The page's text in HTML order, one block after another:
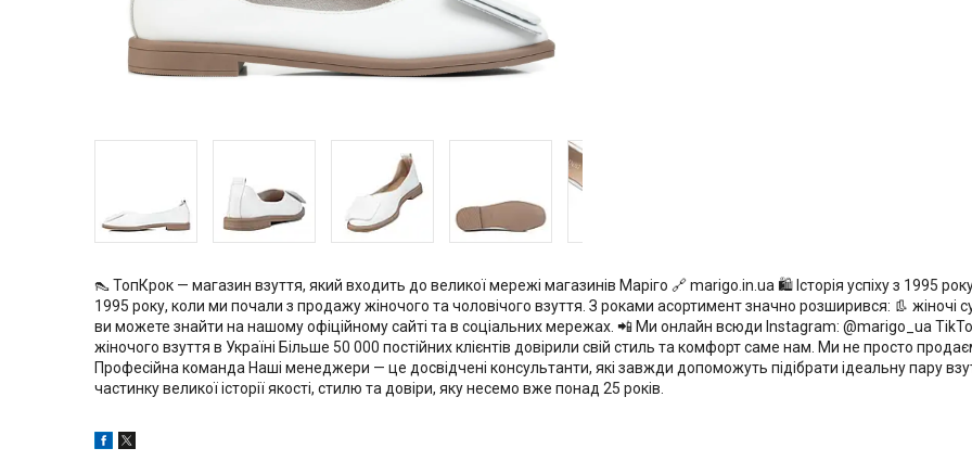
👠 ТопКрок — магазин взуття, який входить до великої мережі магазинів Маріго 🔗 marigo.in.ua 🛍️ Історія успіху з 1995
1995 року, коли ми почали з продажу жіночого та чоловічого взуття. З роками асортимент значно розширився: 👢 жіночі
ви можете знайти на нашому офіційному сайті та в соціальних мережах. 📲 Ми онлайн всюди Instagram: @marigo_ua
жіночого взуття в Україні Більше 50 000 постійних клієнтів довірили свій стиль та комфорт саме нам. Ми не просто
Професійна команда Наші менеджери — це досвідчені консультанти, які завжди допоможуть підібрати ідеальну пару
частинку великої історії якості, стилю та довіри, яку несемо вже понад 25 років.